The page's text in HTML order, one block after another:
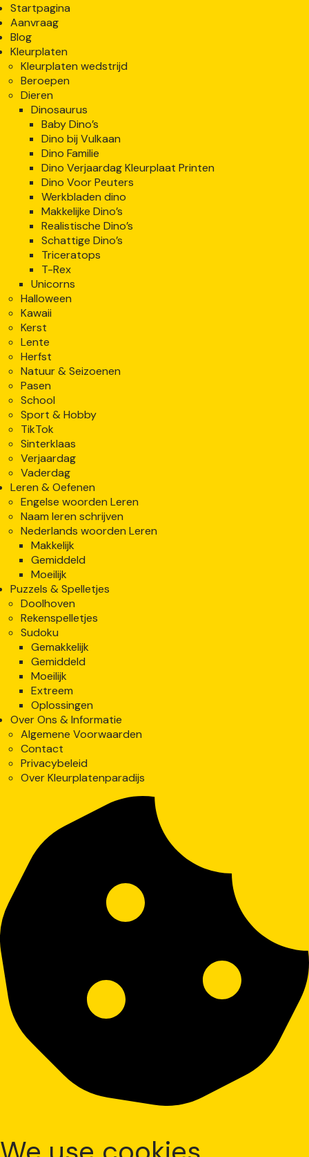
Startpagina
Aanvraag
Blog
Kleurplaten
Kleurplaten wedstrijd
Beroepen
Dieren
Dinosaurus
Baby Dino’s
Dino bij Vulkaan
Dino Familie
Dino Verjaardag Kleurplaat Printen
Dino Voor Peuters
Werkbladen dino
Makkelijke Dino’s
Realistische Dino’s
Schattige Dino’s
Triceratops
T-Rex
Unicorns
Halloween
Kawaii
Kerst
Lente
Herfst
Natuur & Seizoenen
Pasen
School
Sport & Hobby
TikTok
Sinterklaas
Verjaardag
Vaderdag
Leren & Oefenen
Engelse woorden Leren
Naam leren schrijven
Nederlands woorden Leren
Makkelijk
Gemiddeld
Moeilijk
Puzzels & Spelletjes
Doolhoven
Rekenspelletjes
Sudoku
Gemakkelijk
Gemiddeld
Moeilijk
Extreem
Oplossingen
Over Ons & Informatie
Algemene Voorwaarden
Contact
Privacybeleid
Over Kleurplatenparadijs